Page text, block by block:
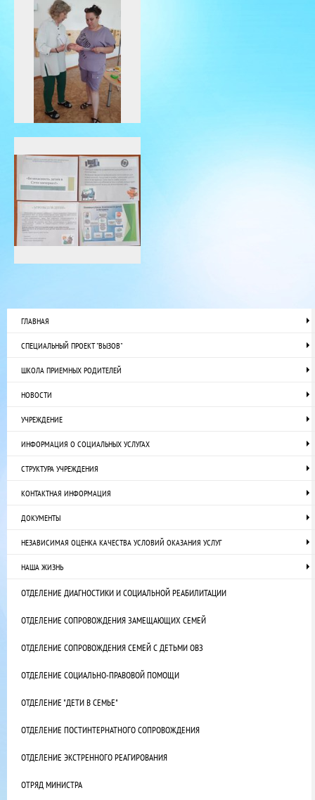
ГЛАВНАЯ
СПЕЦИАЛЬНЫЙ ПРОЕКТ "ВЫЗОВ"
ШКОЛА ПРИЕМНЫХ РОДИТЕЛЕЙ
НОВОСТИ
УЧРЕЖДЕНИЕ
ИНФОРМАЦИЯ О СОЦИАЛЬНЫХ УСЛУГАХ
СТРУКТУРА УЧРЕЖДЕНИЯ
КОНТАКТНАЯ ИНФОРМАЦИЯ
ДОКУМЕНТЫ
НЕЗАВИСИМАЯ ОЦЕНКА КАЧЕСТВА УСЛОВИЙ ОКАЗАНИЯ УСЛУГ
НАША ЖИЗНЬ
ОТДЕЛЕНИЕ ДИАГНОСТИКИ И СОЦИАЛЬНОЙ РЕАБИЛИТАЦИИ
ОТДЕЛЕНИЕ СОПРОВОЖДЕНИЯ ЗАМЕЩАЮЩИХ СЕМЕЙ
ОТДЕЛЕНИЕ СОПРОВОЖДЕНИЯ СЕМЕЙ С ДЕТЬМИ ОВЗ
ОТДЕЛЕНИЕ СОЦИАЛЬНО-ПРАВОВОЙ ПОМОЩИ
ОТДЕЛЕНИЕ "ДЕТИ В СЕМЬЕ"
ОТДЕЛЕНИЕ ПОСТИНТЕРНАТНОГО СОПРОВОЖДЕНИЯ
ОТДЕЛЕНИЕ ЭКСТРЕННОГО РЕАГИРОВАНИЯ
ОТРЯД МИНИСТРА